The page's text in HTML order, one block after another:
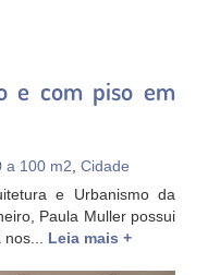
e com piso em
a 100 m2, Cidade
e Urbanismo da
Paula Muller possui
Leia mais +